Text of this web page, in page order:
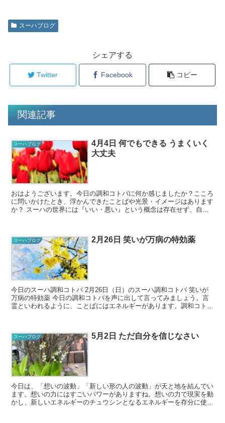
スーハブログ
シェアする
Twitter Facebook コピー
関連記事
スーハブログ
4月4日 何でもできる うまくいく
大丈夫
おはようございます。今日の調和コトバに何か感じましたか？こころ
に問いかけたとき、浮かんできたことばや光景・イメージはあります
か？ スーハの世界には『いい・悪い』という概念は存在せず、自分
スーハブログ 2月26日 笑いが万病の特効薬
今日のスーハ調和コトバ 2月26日（日）のスーハ調和コトバ 笑いが
万病の特効薬 今日の調和コトバを声に出して言ってみましょう。言
霊といわれるように、ことばにはエネルギーがあります。調和コトバ
スーハブログ 5月2日 ただ自分を信じなさい
今日は、「想いの波動」「新しい形の人の波動」が天と地を結んでい
ます。想いの力にはすごいパワーがありますね。想いの力で現実を動
かし、新しいエネルギーのチュウシンとなるエネルギーを存分に使え